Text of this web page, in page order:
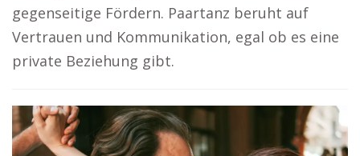
gegenseitige Fördern. Paartanz beruht auf
Vertrauen und Kommunikation, egal ob es eine
private Beziehung gibt.